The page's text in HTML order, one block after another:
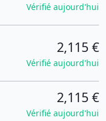
Vérifié aujourd'hui
2,115 €
Vérifié aujourd'hui
2,115 €
Vérifié aujourd'hui